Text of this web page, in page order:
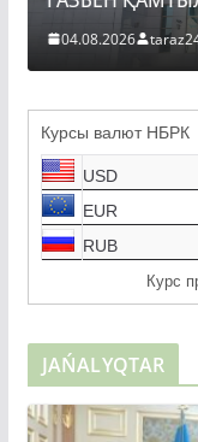
04.08.2026
Курсы валют НБРК
USD
EUR
RUB
Курс
JAŃALYQTAR